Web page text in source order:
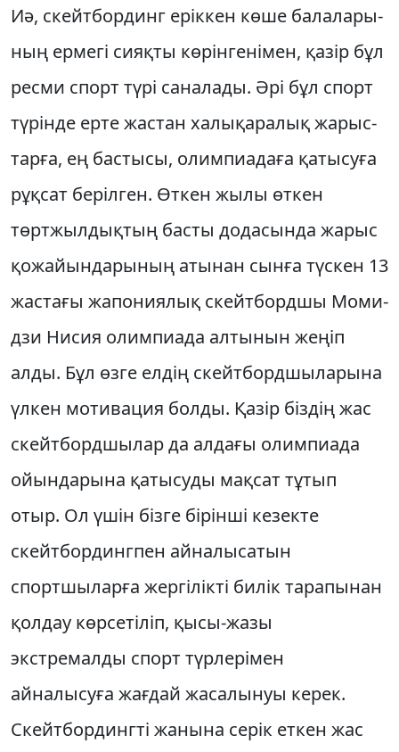
Иә, скейтбординг еріккен көше бала­лары­­
ның ермегі сияқ­ты кө­рінгенімен, қазір бұл
ресми спорт түрі са­на­лады. Әрі бұл спорт
түрінде ерте жас­тан халық­ара­лық жарыс­­
тар­ға, ең бас­тысы, олим­пиа­даға қатысу­ға
рұқ­сат берілген. Өткен жылы өт­кен
төртжыл­дық­тың басты до­да­сында жарыс
қо­жайындарының атынан сынға түс­кен 13
жастағы жапониялық скейт­бордшы Моми­
дзи Нисия олим­пиада алтынын жеңіп
алды. Бұл өзге елдің скейт­борд­шы­ларына
үлкен мотивация болды. Қазір біздің жас
скейт­бордшылар да ал­дағы олим­пиада
ойындарына қа­тысуды мақсат тұтып
отыр. Ол үшін бізге бірінші кезекте
скейтбордингпен айналы­сатын
спортшыларға жергі­лік­ті билік тарапынан
қолдау көр­се­тіліп, қысы-жазы
экстремалды спорт түр­лерімен
айналысуға жағдай жаса­лынуы керек.
Скейтбордингті жа­нына серік еткен жас